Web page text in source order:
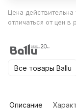
Цена
отличаться от цен в
Все товары Ballu
Описание